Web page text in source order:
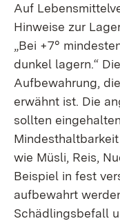
Auf
Hinweise zur
„Bei +7°
dunkel lagern.“
Aufbewahrung,
erwähnt ist. Die
sollten
wie Müsli, Reis,
Beispiel in fest
aufbewahrt
Schädlingsbefall